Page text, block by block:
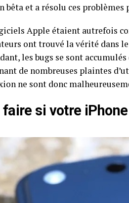
bêta et a résolu ces
Apple étaient autrefois
ont trouvé la vérité dans
les bugs se sont
de nombreuses plaintes
ne sont donc
faire si votre